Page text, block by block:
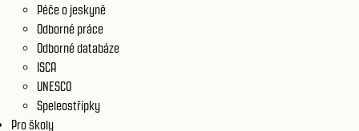
Péče o jeskyně
Odborné práce
Odborné databáze
ISCA
UNESCO
Speleostřípky
Pro školy